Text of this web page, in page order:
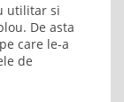
utilitar si
De asta
care le-a
de